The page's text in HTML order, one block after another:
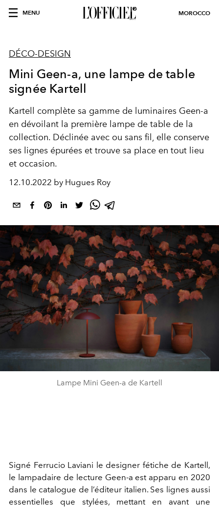
MENU MOROCCO
DÉCO-DESIGN
Mini Geen-a, une lampe de table
signée Kartell
Kartell complète sa gamme de luminaires Geen-a
en dévoilant la première lampe de table de la
collection. Déclinée avec ou sans fil, elle conserve
ses lignes épurées et trouve sa place en tout lieu
et occasion.
12.10.2022 by Hugues Roy
Lampe Mini Geen-a de Kartell
Signé Ferrucio Laviani le designer fétiche de Kartell,
le lampadaire de lecture Geen-a est apparu en 2020
dans le catalogue de l’éditeur italien. Ses lignes aussi
essentielles que stylées, mettant en avant une